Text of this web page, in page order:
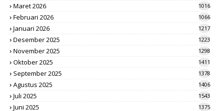
Maret 2026 1016
Februari 2026 1066
Januari 2026 1217
Desember 2025 1223
November 2025 1298
Oktober 2025 1411
September 2025 1378
Agustus 2025 1406
Juli 2025 1543
Juni 2025 1375